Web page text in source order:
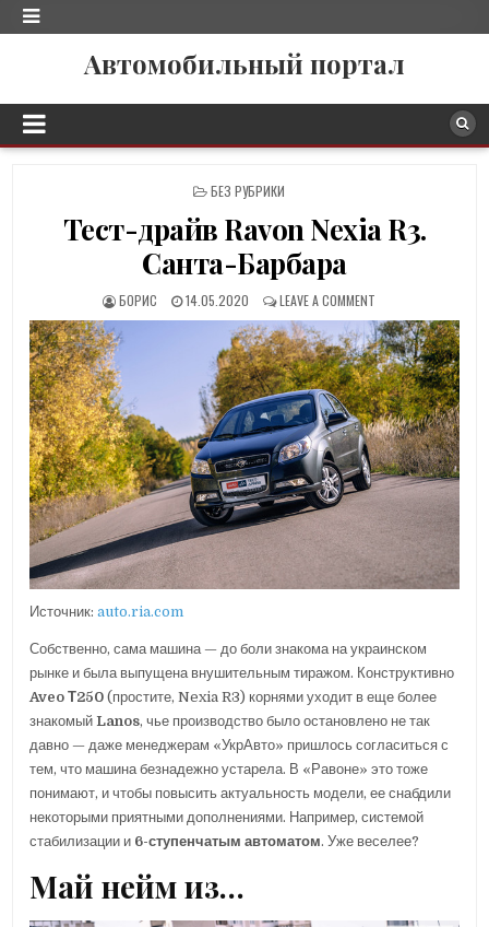
Автомобильный портал
P
S
T
E
I
N
БЕЗ РУБРИКИ
Тест-драйв Ravon Nexia R3.
Санта-Барбара
БОРИС 14.05.2020 LEAVE A COMMENT
Источник:auto.ria.com
Собственно, сама машина — до боли знакома на украинском
рынке и была выпущена внушительным тиражом. Конструктивно
Aveo Т250 (простите, Nexia R3) корнями уходит в еще более
знакомыйLanos, чье производство было остановлено не так
давно — даже менеджерам «УкрАвто» пришлось согласиться с
тем, что машина безнадежно устарела. В «Равоне» это тоже
понимают, и чтобы повысить актуальность модели, ее снабдили
некоторыми приятными дополнениями. Например, системой
стабилизации и 6-ступенчатым автоматом. Уже веселее?
Май нейм из…